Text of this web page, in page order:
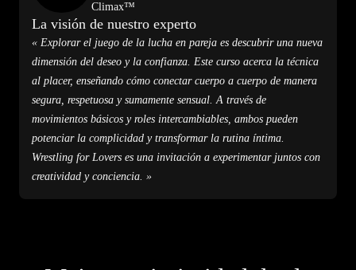
Climax™
La visión de nuestro experto
« Explorar el juego de la lucha en pareja es descubrir una nueva
dimensión del deseo y la confianza. Este curso acerca la técnica
al placer, enseñando cómo conectar cuerpo a cuerpo de manera
segura, respetuosa y sumamente sensual. A través de
movimientos básicos y roles intercambiables, ambos pueden
potenciar la complicidad y transformar la rutina íntima.
Wrestling for Lovers es una invitación a experimentar juntos con
creatividad y conciencia. »